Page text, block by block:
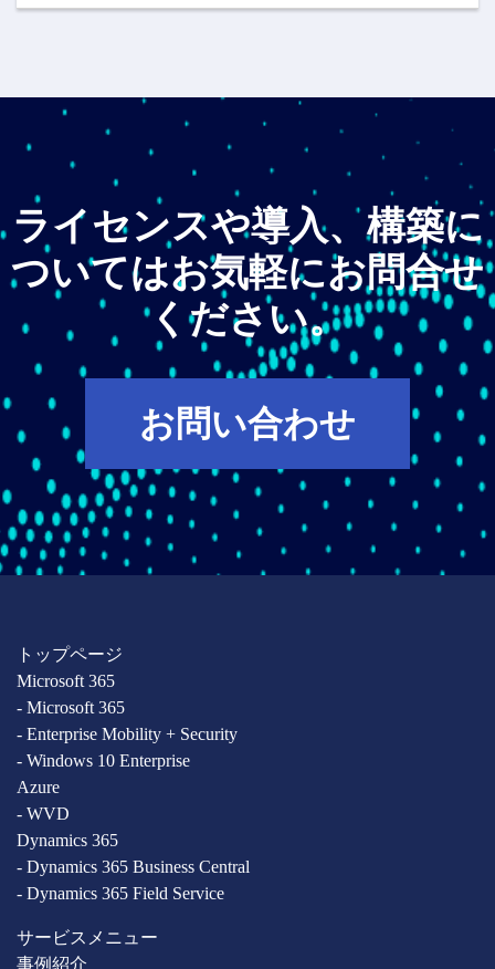
ライセンスや導入、構築に
ついてはお気軽にお問合せ
ください。
お問い合わせ
トップページ
Microsoft 365
- Microsoft 365
- Enterprise Mobility + Security
- Windows 10 Enterprise
Azure
- WVD
Dynamics 365
- Dynamics 365 Business Central
- Dynamics 365 Field Service
サービスメニュー
事例紹介